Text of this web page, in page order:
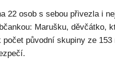
22 osob s sebou přivezla i
Marušku, děvčátko,
počet původní skupiny ze